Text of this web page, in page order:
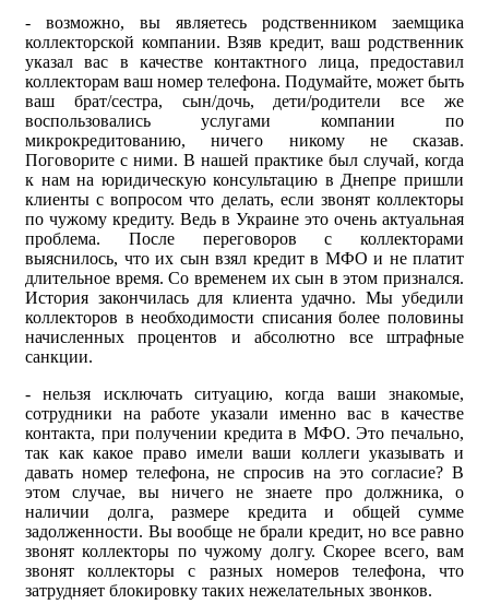
- возможно, вы являетесь родственником заемщика
коллекторской компании. Взяв кредит, ваш родственник
указал вас в качестве контактного лица, предоставил
коллекторам ваш номер телефона. Подумайте, может быть
ваш брат/сестра, сын/дочь, дети/родители все же
воспользовались услугами компании по
микрокредитованию, ничего никому не сказав.
Поговорите с ними. В нашей практике был случай, когда
к нам на юридическую консультацию в Днепре пришли
клиенты с вопросом что делать, если звонят коллекторы
по чужому кредиту. Ведь в Украине это очень актуальная
проблема. После переговоров с коллекторами
выяснилось, что их сын взял кредит в МФО и не платит
длительное время. Со временем их сын в этом признался.
История закончилась для клиента удачно. Мы убедили
коллекторов в необходимости списания более половины
начисленных процентов и абсолютно все штрафные
санкции.
- нельзя исключать ситуацию, когда ваши знакомые,
сотрудники на работе указали именно вас в качестве
контакта, при получении кредита в МФО. Это печально,
так как какое право имели ваши коллеги указывать и
давать номер телефона, не спросив на это согласие? В
этом случае, вы ничего не знаете про должника, о
наличии долга, размере кредита и общей сумме
задолженности. Вы вообще не брали кредит, но все равно
звонят коллекторы по чужому долгу. Скорее всего, вам
звонят коллекторы с разных номеров телефона, что
затрудняет блокировку таких нежелательных звонков.